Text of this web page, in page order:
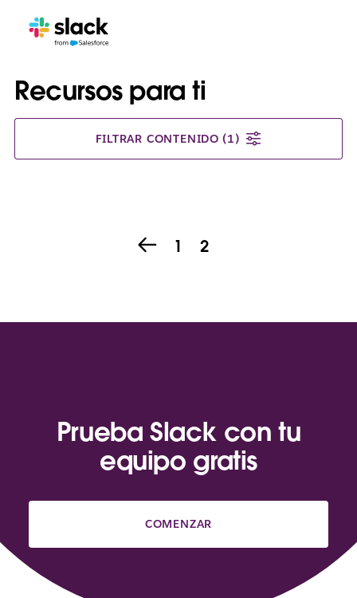
Recursos para ti
FILTRAR CONTENIDO (1)
1 2
Prueba Slack con tu
equipo gratis
COMENZAR